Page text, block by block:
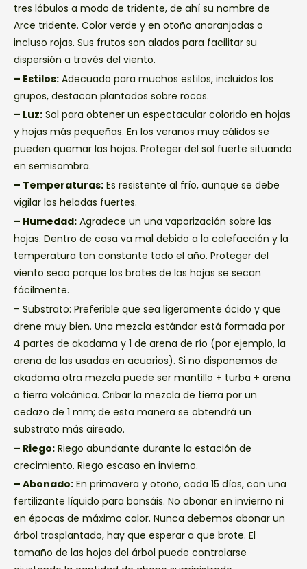
tres lóbulos a modo de tridente, de ahí su nombre de
Arce tridente. Color verde y en otoño anaranjadas o
incluso rojas. Sus frutos son alados para facilitar su
dispersión a través del viento.
– Estilos: Adecuado para muchos estilos, incluidos los
grupos, destacan plantados sobre rocas.
– Luz: Sol para obtener un espectacular colorido en hojas
y hojas más pequeñas. En los veranos muy cálidos se
pueden quemar las hojas. Proteger del sol fuerte situando
en semisombra.
– Temperaturas: Es resistente al frío, aunque se debe
vigilar las heladas fuertes.
– Humedad: Agradece un una vaporización sobre las
hojas. Dentro de casa va mal debido a la calefacción y la
temperatura tan constante todo el año. Proteger del
viento seco porque los brotes de las hojas se secan
fácilmente.
– Substrato: Preferible que sea ligeramente ácido y que
drene muy bien. Una mezcla estándar está formada por
4 partes de akadama y 1 de arena de río (por ejemplo, la
arena de las usadas en acuarios). Si no disponemos de
akadama otra mezcla puede ser mantillo + turba + arena
o tierra volcánica. Cribar la mezcla de tierra por un
cedazo de 1 mm; de esta manera se obtendrá un
substrato más aireado.
– Riego: Riego abundante durante la estación de
crecimiento. Riego escaso en invierno.
– Abonado: En primavera y otoño, cada 15 días, con una
fertilizante líquido para bonsáis. No abonar en invierno ni
en épocas de máximo calor. Nunca debemos abonar un
árbol trasplantado, hay que esperar a que brote. El
tamaño de las hojas del árbol puede controlarse